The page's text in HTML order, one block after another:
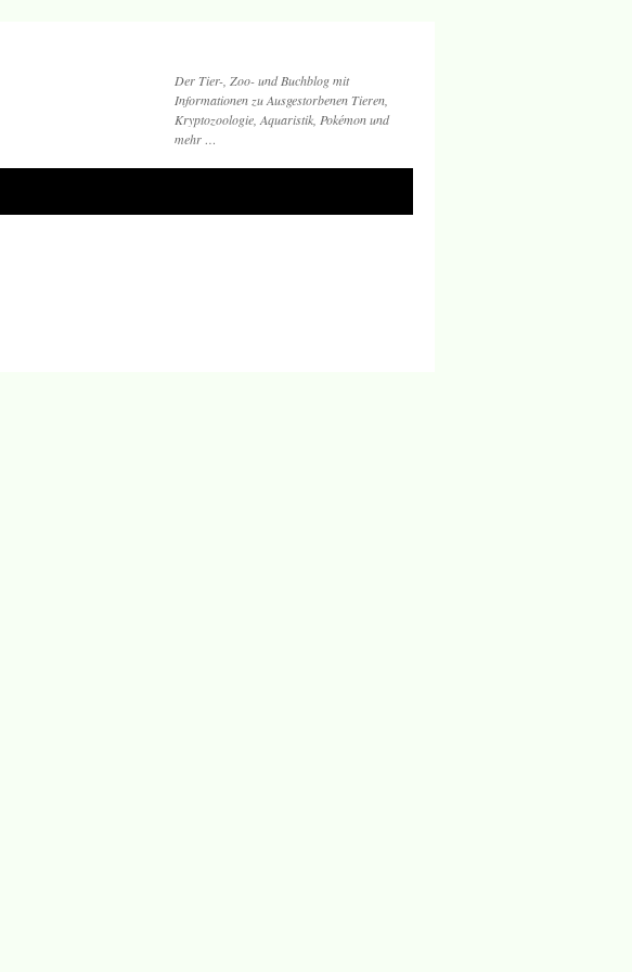
Der Tier-, Zoo- und Buchblog mit
Informationen zu Ausgestorbenen Tieren,
Kryptozoologie, Aquaristik, Pokémon und
mehr …